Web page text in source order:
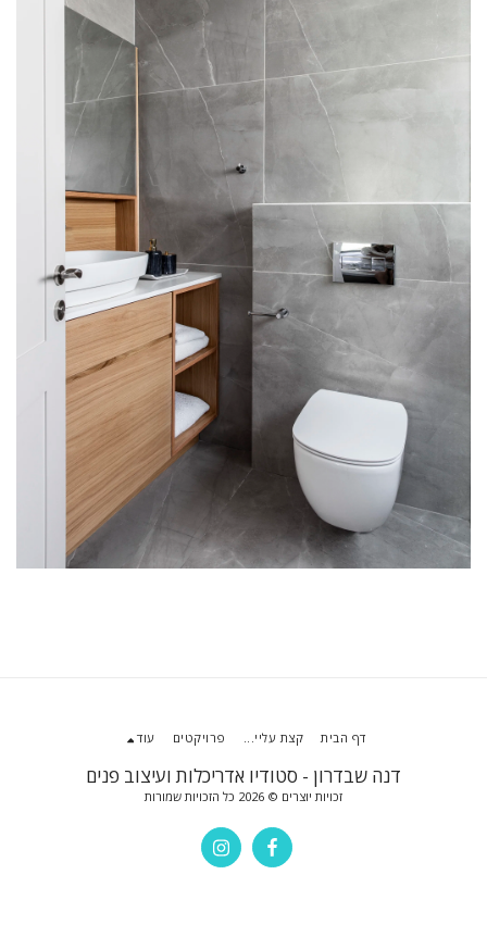
דנה שבדרון - סטודיו אדריכלות ועיצוב פנים
זכויות יוצרים © 2026 כל הזכויות שמורות
דף הבית קצת עליי... פרויקטים עוד